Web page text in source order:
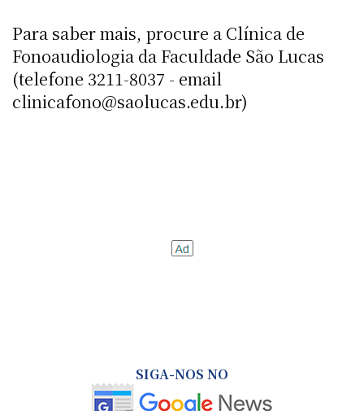
Para saber mais, procure a Clínica de
Fonoaudiologia da Faculdade São Lucas
(telefone 3211-8037 - email
clinicafono@saolucas.edu.br)
SIGA-NOS NO